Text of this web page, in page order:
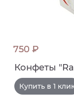
750 ₽
Конфеты
Купить в 1